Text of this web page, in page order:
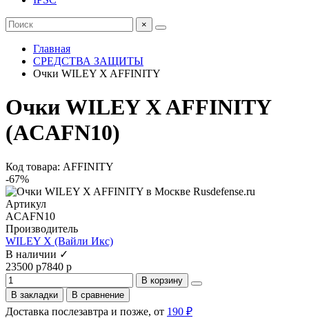
×
Главная
СРЕДСТВА ЗАЩИТЫ
Очки WILEY X AFFINITY
Очки WILEY X AFFINITY
(ACAFN10)
Код товара: AFFINITY
-67%
Артикул
ACAFN10
Производитель
WILEY X (Вайли Икс)
В наличии ✓
23500 р7840 р
В корзину
В закладки
В сравнение
Доставка послезавтра и позже, от 190 ₽